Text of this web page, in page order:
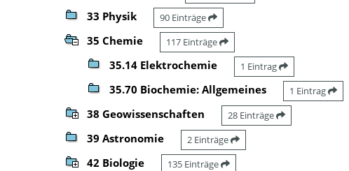
33 Physik 90 Einträge
35 Chemie 117 Einträge
35.14 Elektrochemie 1 Eintrag
35.70 Biochemie: Allgemeines 1 Eintrag
38 Geowissenschaften 28 Einträge
39 Astronomie 2 Einträge
42 Biologie 135 Einträge